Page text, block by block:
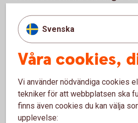
Så här fungerar produkten
Råd och tips
Pris
Svenska
Våra cookies,
Vi använder nödvändiga cookies
tekniker för att webbplatsen ska
finns även cookies du kan välja
upplevelse: